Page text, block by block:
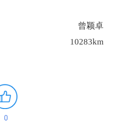
曾颖卓
10283km
0